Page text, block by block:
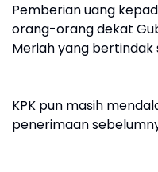
Pemberian uang
orang-orang dekat
Meriah yang
KPK pun masih
penerimaan